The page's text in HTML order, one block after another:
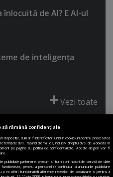
înlocuită de AI? E AI-ul
de inteligenţa
Vezi toate
ACORD COOKIE
DESPRE SITE
ECHIPA
CONTACT ARHIVA
să rămână confidențiale
dispozitiv, cum ar fi identificatori unici în cookie-uri pentru procesarea
dvs. făcând clic mai jos, inclusiv dreptul dvs. de a obiecta în
pe pagina cu politica de confidențialitate. Aceste alegeri vor fi
publicitate partenere, precum si furnizorii nostri de servicii de date
pentru a personaliza continutul si anunturile publicitare
va oferi functionalitati aferente retelelor de socializare si pentru a